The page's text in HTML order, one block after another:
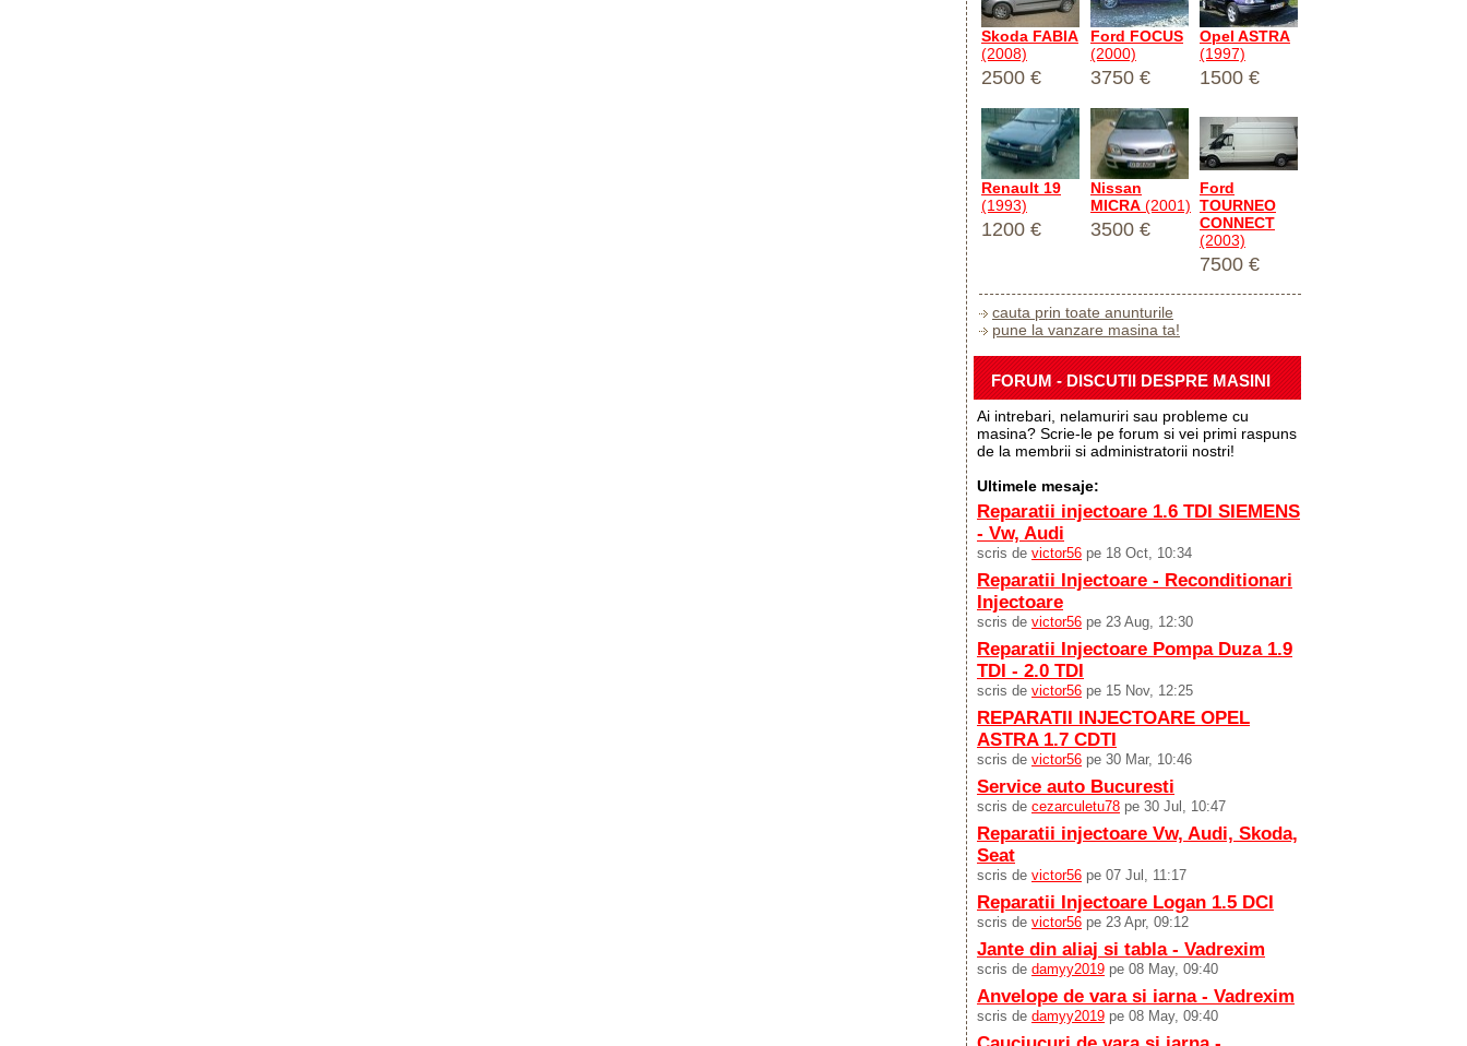
Skoda FABIA
(2008)
2500 €
Ford FOCUS
(2000)
3750 €
Opel ASTRA
(1997)
1500 €
Renault 19
(1993)
1200 €
Nissan
MICRA (2001)
3500 €
Ford
TOURNEO
CONNECT
(2003)
7500 €
cauta prin toate anunturile
pune la vanzare masina ta!
FORUM - DISCUTII DESPRE MASINI
Ai intrebari, nelamuriri sau probleme cu
masina? Scrie-le pe forum si vei primi raspuns
de la membrii si administratorii nostri!
Ultimele mesaje:
Reparatii injectoare 1.6 TDI SIEMENS
- Vw, Audi
scris de victor56 pe 18 Oct, 10:34
Reparatii Injectoare - Reconditionari
Injectoare
scris de victor56 pe 23 Aug, 12:30
Reparatii Injectoare Pompa Duza 1.9
TDI - 2.0 TDI
scris de victor56 pe 15 Nov, 12:25
REPARATII INJECTOARE OPEL
ASTRA 1.7 CDTI
scris de victor56 pe 30 Mar, 10:46
Service auto Bucuresti
scris de cezarculetu78 pe 30 Jul, 10:47
Reparatii injectoare Vw, Audi, Skoda,
Seat
scris de victor56 pe 07 Jul, 11:17
Reparatii Injectoare Logan 1.5 DCI
scris de victor56 pe 23 Apr, 09:12
Jante din aliaj si tabla - Vadrexim
scris de damyy2019 pe 08 May, 09:40
Anvelope de vara si iarna - Vadrexim
scris de damyy2019 pe 08 May, 09:40